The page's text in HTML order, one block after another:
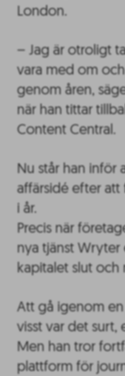
London.
– Jag är otroligt
vara med om
genom åren,
när han tittar
Content Central.
Nu står han inför
affärsidé efter att
i år.
Precis när
nya tjänst Wryter
kapitalet slut och
Att gå igenom
visst var det surt,
Men han tror
plattform för